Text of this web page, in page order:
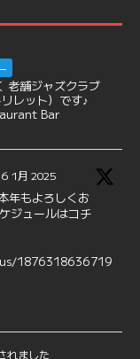
老舗ジャズクラブ
レット）です♪
Bar
6 1月 2025
年もよろしくお
ジュールはコチ
1876318636719
れました